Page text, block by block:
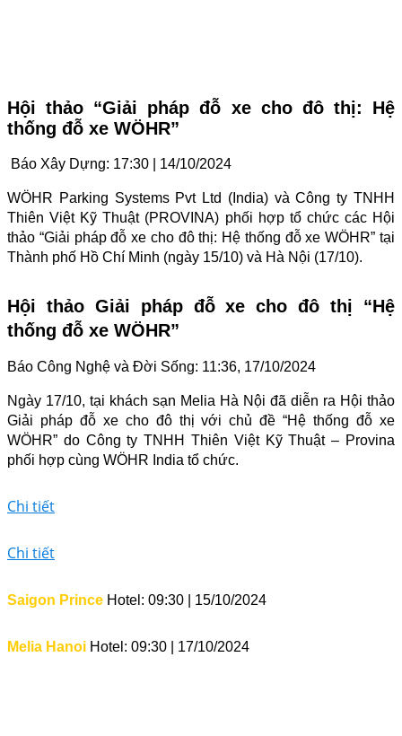
Hội thảo “Giải pháp đỗ xe cho đô thị: Hệ
thống đỗ xe WÖHR”
Báo Xây Dựng: 17:30 14/10/2024
WÖHR Parking Systems Pvt Ltd (India) và Công ty TNHH
Thiên Việt Kỹ Thuật (PROVINA) phối hợp tổ chức các Hội
thảo “Giải pháp đỗ xe cho đô thị: Hệ thống đỗ xe WÖHR” tại
Thành phố Hồ Chí Minh (ngày 15/10) và Hà Nội (17/10).
Hội thảo Giải pháp đỗ xe cho đô thị “Hệ
thống đỗ xe WÖHR”
Báo Công Nghệ và Đời Sống: 11:36, 17/10/2024
Ngày 17/10, tại khách sạn Melia Hà Nội đã diễn ra Hội thảo
Giải pháp đỗ xe cho đô thị với chủ đề “Hệ thống đỗ xe
WÖHR” do Công ty TNHH Thiên Việt Kỹ Thuật – Provina
phối hợp cùng WÖHR India tổ chức.
Chi tiết
Chi tiết
Saigon Prince Hotel: 09:30 15/10/2024
Melia Hanoi Hotel: 09:30 17/10/2024